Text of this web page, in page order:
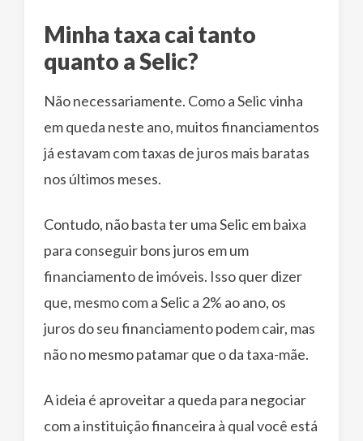
Minha taxa cai tanto
quanto a Selic?
Não necessariamente. Como a Selic vinha
em queda neste ano, muitos financiamentos
já estavam com taxas de juros mais baratas
nos últimos meses.
Contudo, não basta ter uma Selic em baixa
para conseguir bons juros em um
financiamento de imóveis. Isso quer dizer
que, mesmo com a Selic a 2% ao ano, os
juros do seu financiamento podem cair, mas
não no mesmo patamar que o da taxa-mãe.
A ideia é aproveitar a queda para negociar
com a instituição financeira à qual você está